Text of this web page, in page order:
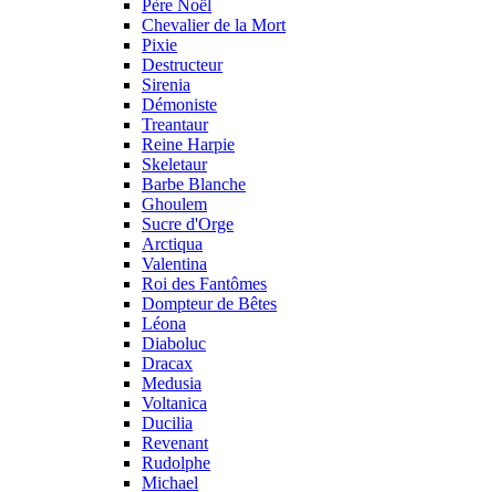
Père Noël
Chevalier de la Mort
Pixie
Destructeur
Sirenia
Démoniste
Treantaur
Reine Harpie
Skeletaur
Barbe Blanche
Ghoulem
Sucre d'Orge
Arctiqua
Valentina
Roi des Fantômes
Dompteur de Bêtes
Léona
Diaboluc
Dracax
Medusia
Voltanica
Ducilia
Revenant
Rudolphe
Michael